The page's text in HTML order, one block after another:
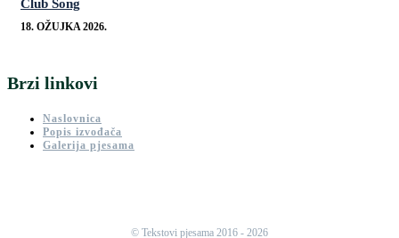
Club Song
18. OŽUJKA 2026.
Brzi linkovi
Naslovnica
Popis izvođača
Galerija pjesama
© Tekstovi pjesama 2016 - 2026